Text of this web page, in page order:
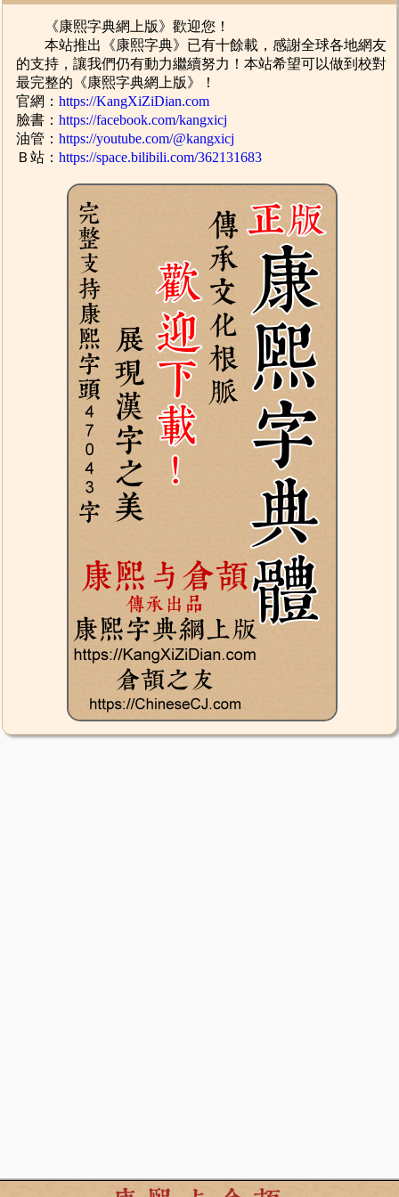
《康熙字典網上版》歡迎您！
本站推出《康熙字典》已有十餘載，感謝全球各地網友
的支持，讓我們仍有動力繼續努力！本站希望可以做到校對
最完整的《康熙字典網上版》！
官網：https://KangXiZiDian.com
臉書：https://facebook.com/kangxicj
油管：https://youtube.com/@kangxicj
Ｂ站：https://space.bilibili.com/362131683